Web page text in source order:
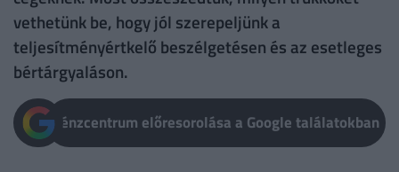
vethetünk be, hogy jól szerepeljünk a
teljesítményértkelő beszélgetésen és az esetleges
bértárgyaláson.
Pénzcentrum előresorolása a Google találatokban